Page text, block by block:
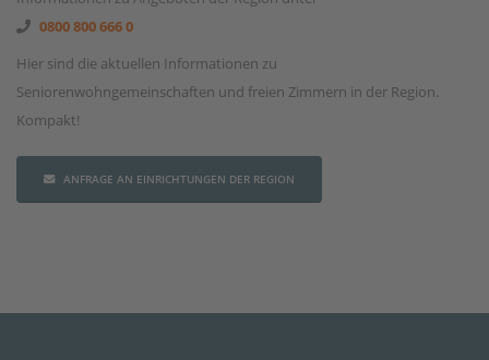
0800 800 666 0
Hier sind die aktuellen Informationen zu
Seniorenwohngemeinschaften und freien Zimmern in der Region.
Kompakt!
ANFRAGE AN EINRICHTUNGEN DER REGION